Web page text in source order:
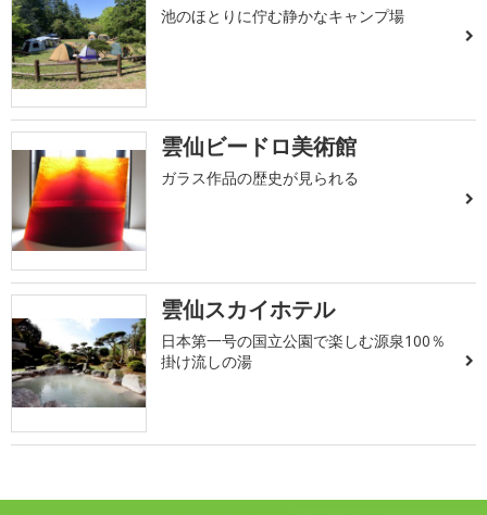
池のほとりに佇む静かなキャンプ場
雲仙ビードロ美術館
ガラス作品の歴史が見られる
雲仙スカイホテル
日本第一号の国立公園で楽しむ源泉100％
掛け流しの湯